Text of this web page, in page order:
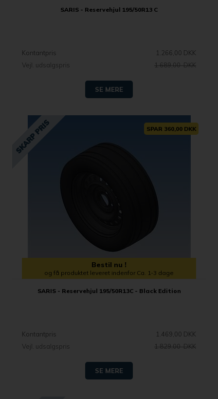
SARIS - Reservehjul 195/50R13 C
Kontantpris
1.266,00 DKK
Vejl. udsalgspris
1.689,00 DKK
SE MERE
SPAR 360,00 DKK
Bestil nu !
og få produktet leveret indenfor Ca. 1-3 dage
SARIS - Reservehjul 195/50R13C - Black Edition
Kontantpris
1.469,00 DKK
Vejl. udsalgspris
1.829,00 DKK
SE MERE